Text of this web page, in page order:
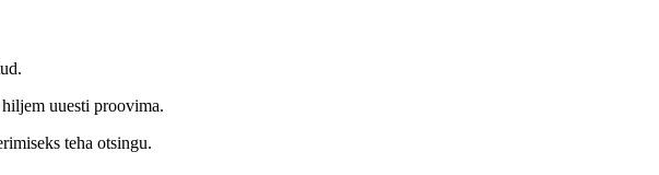
uuesti proovima.
teha otsingu.